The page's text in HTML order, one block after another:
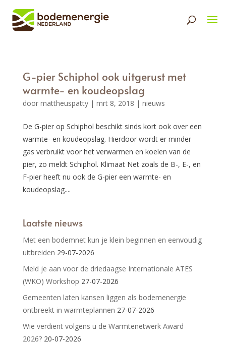
G-pier Schiphol ook uitgerust met
warmte- en koudeopslag
door mattheuspatty| mrt 8, 2018 | nieuws
De G-pier op Schiphol beschikt sinds kort ook over een
warmte- en koudeopslag. Hierdoor wordt er minder
gas verbruikt voor het verwarmen en koelen van de
pier, zo meldt Schiphol. Klimaat Net zoals de B-, E-, en
F-pier heeft nu ook de G-pier een warmte- en
koudeopslag....
Laatste nieuws
Met een bodemnet kun je klein beginnen en eenvoudig
uitbreiden 29-07-2026
Meld je aan voor de driedaagse Internationale ATES
(WKO) Workshop 27-07-2026
Gemeenten laten kansen liggen als bodemenergie
ontbreekt in warmteplannen 27-07-2026
Wie verdient volgens u de Warmtenetwerk Award
2026? 20-07-2026